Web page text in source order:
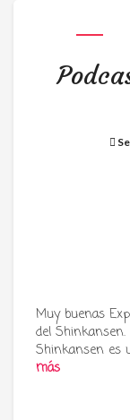
Muy buenas
del
Shinkansen es
más